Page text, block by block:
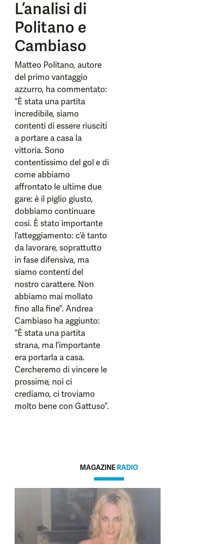
L’analisi di
Politano e
Cambiaso
Matteo Politano, autore
del primo vantaggio
azzurro, ha commentato:
“È stata una partita
incredibile, siamo
contenti di essere riusciti
a portare a casa la
vittoria. Sono
contentissimo del gol e di
come abbiamo
affrontato le ultime due
gare: è il piglio giusto,
dobbiamo continuare
così. È stato importante
l’atteggiamento: c’è tanto
da lavorare, soprattutto
in fase difensiva, ma
siamo contenti del
nostro carattere. Non
abbiamo mai mollato
fino alla fine”. Andrea
Cambiaso ha aggiunto:
“È stata una partita
strana, ma l’importante
era portarla a casa.
Cercheremo di vincere le
prossime, noi ci
crediamo, ci troviamo
molto bene con Gattuso”.
MAGAZINE RADIO